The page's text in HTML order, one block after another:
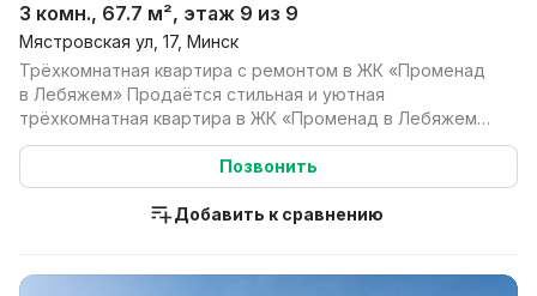
3 комн., 67.7 м², этаж 9 из 9
Мястровская ул, 17, Минск
Трёхкомнатная квартира с ремонтом в ЖК «Променад
в Лебяжем» Продаётся стильная и уютная
трёхкомнатная квартира в ЖК «Променад в Лебяжем»,
расположенна...
Позвонить
Добавить к сравнению